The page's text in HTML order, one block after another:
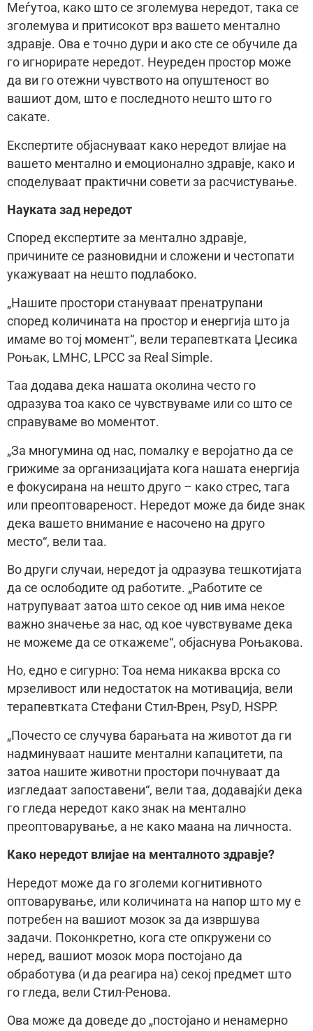
Меѓутоа, како што се зголемува нередот, така се
зголемува и притисокот врз вашето ментално
здравје. Ова е точно дури и ако сте се обучиле да
го игнорирате нередот. Неуреден простор може
да ви го отежни чувството на опуштеност во
вашиот дом, што е последното нешто што го
сакате.
Експертите објаснуваат како нередот влијае на
вашето ментално и емоционално здравје, како и
споделуваат практични совети за расчистување.
Науката зад нередот
Според експертите за ментално здравје,
причините се разновидни и сложени и честопати
укажуваат на нешто подлабоко.
„Нашите простори стануваат пренатрупани
според количината на простор и енергија што ја
имаме во тој момент“, вели терапевтката Џесика
Роњак, LMHC, LPCC за Real Simple.
Таа додава дека нашата околина често го
одразува тоа како се чувствуваме или со што се
справуваме во моментот.
„За многумина од нас, помалку е веројатно да се
грижиме за организацијата кога нашата енергија
е фокусирана на нешто друго – како стрес, тага
или преоптовареност. Нередот може да биде знак
дека вашето внимание е насочено на друго
место“, вели таа.
Во други случаи, нередот ја одразува тешкотијата
да се ослободите од работите. „Работите се
натрупуваат затоа што секое од нив има некое
важно значење за нас, од кое чувствуваме дека
не можеме да се откажеме“, објаснува Роњакова.
Но, едно е сигурно: Тоа нема никаква врска со
мрзеливост или недостаток на мотивација, вели
терапевтката Стефани Стил-Врен, PsyD, HSPP.
„Почесто се случува барањата на животот да ги
надминуваат нашите ментални капацитети, па
затоа нашите животни простори почнуваат да
изгледаат запоставени“, вели таа, додавајќи дека
го гледа нередот како знак на ментално
преоптоварување, а не како маана на личноста.
Како нередот влијае на менталното здравје?
Нередот може да го зголеми когнитивното
оптоварување, или количината на напор што му е
потребен на вашиот мозок за да извршува
задачи. Поконкретно, кога сте опкружени со
неред, вашиот мозок мора постојано да
обработува (и да реагира на) секој предмет што
го гледа, вели Стил-Ренова.
Ова може да доведе до „постојано и ненамерно